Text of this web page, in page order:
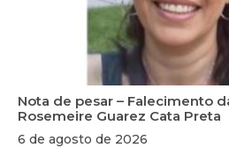
Nota de pesar – Falecimento
Rosemeire Guarez Cata Preta
6 de agosto de 2026